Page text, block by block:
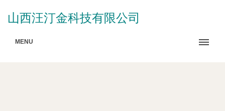
山西汪汀金科技有限公司
MENU